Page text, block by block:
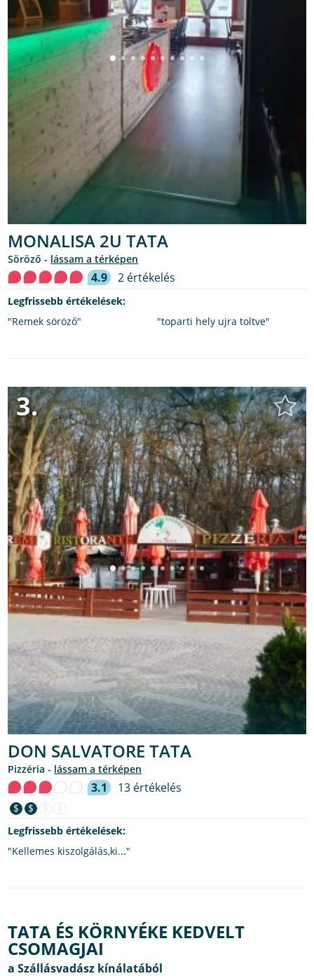
MONALISA 2U TATA
söröző - lássam a térképen
4.9 2 értékelés
Legfrissebb értékelések:
"Remek söröző"
"toparti hely ujra toltve"
3.
DON SALVATORE TATA
pizzéria - lássam a térképen
3.1 13 értékelés
$ $
Legfrissebb értékelések:
"Kellemes kiszolgálás,ki..."
TATA ÉS KÖRNYÉKE KEDVELT
CSOMAGJAI